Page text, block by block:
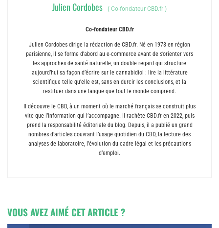
Julien Cordobes ( Co-fondateur CBD.fr )
Co-fondateur CBD.fr
Julien Cordobes dirige la rédaction de CBD.fr. Né en 1978 en région
parisienne, il se forme d’abord au e-commerce avant de s’orienter vers
les approches de santé naturelle, un double regard qui structure
aujourd’hui sa façon d’écrire sur le cannabidiol : lire la littérature
scientifique telle qu’elle est, sans en durcir les conclusions, et la
restituer dans une langue que tout le monde comprend.
Il découvre le CBD, à un moment où le marché français se construit plus
vite que l’information qui l’accompagne. Il rachète CBD.fr en 2022, puis
prend la responsabilité éditoriale du blog. Depuis, il a publié un grand
nombres d’articles couvrant l’usage quotidien du CBD, la lecture des
analyses de laboratoire, l’évolution du cadre légal et les précautions
d’emploi.
VOUS AVEZ AIMÉ CET ARTICLE ?